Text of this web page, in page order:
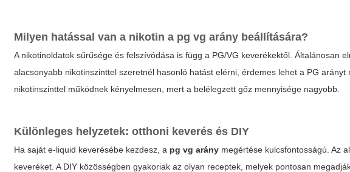
Milyen hatással van a nikotin a pg vg arány beállítására?
A nikotinoldatok sűrűsége és felszívódása is függ a PG/VG keverékektől. Általánosan
alacsonyabb nikotinszinttel szeretnél hasonló hatást elérni, érdemes lehet a PG
nikotinszinttel működnek kényelmesen, mert a belélegzett gőz mennyisége nagyobb.
Különleges helyzetek: otthoni keverés és DIY
Ha saját e-liquid keverésébe kezdesz, a pg vg arány megértése kulcsfontosságú. Az
keveréket. A DIY közösségben gyakoriak az olyan receptek, melyek pontosan